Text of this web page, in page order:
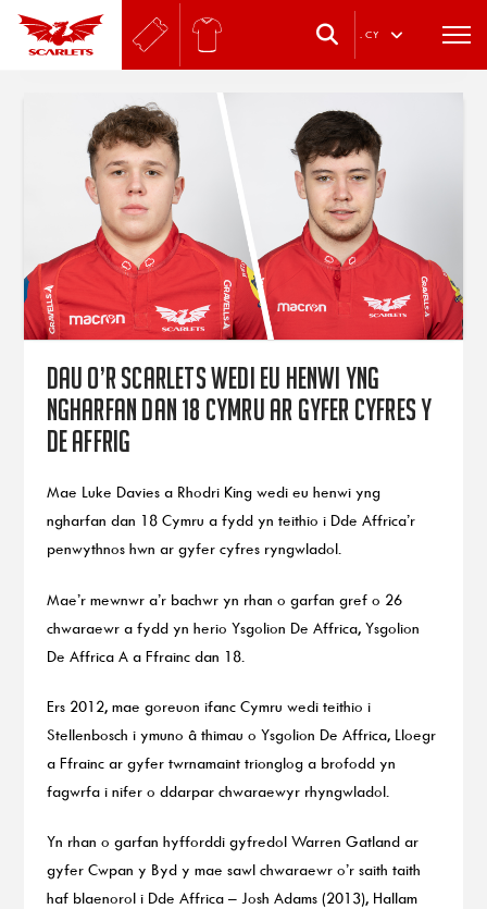
. CY
Dau o’r Scarlets wedi eu henwi yng
ngharfan dan 18 Cymru ar gyfer cyfres y
De Affrig
Mae Luke Davies a Rhodri King wedi eu henwi yng
ngharfan dan 18 Cymru a fydd yn teithio i Dde Affrica’r
penwythnos hwn ar gyfer cyfres ryngwladol.
Mae’r mewnwr a’r bachwr yn rhan o garfan gref o 26
chwaraewr a fydd yn herio Ysgolion De Affrica, Ysgolion
De Affrica A a Ffrainc dan 18.
Ers 2012, mae goreuon ifanc Cymru wedi teithio i
Stellenbosch i ymuno â thimau o Ysgolion De Affrica, Lloegr
a Ffrainc ar gyfer twrnamaint trionglog a brofodd yn
fagwrfa i nifer o ddarpar chwaraewyr rhyngwladol.
Yn rhan o garfan hyfforddi gyfredol Warren Gatland ar
gyfer Cwpan y Byd y mae sawl chwaraewr o’r saith taith
haf blaenorol i Dde Affrica – Josh Adams (2013), Hallam